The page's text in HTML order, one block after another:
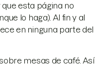
esta página no
lo haga). Al fin y al
en ninguna parte del
mesas de café. Así